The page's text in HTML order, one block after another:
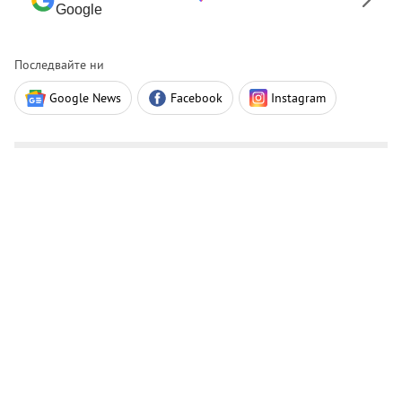
Google
Последвайте ни
Google News Facebook Instagram